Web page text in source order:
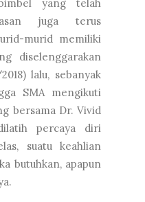
yang telah
juga terus
murid memiliki
diselenggarakan
lalu, sebanyak
SMA mengikuti
bersama Dr. Vivid
percaya diri
suatu keahlian
butuhkan, apapun